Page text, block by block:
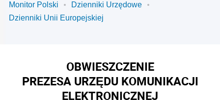
Monitor Polski
Dzienniki Urzędowe
Dzienniki Unii Europejskiej
OBWIESZCZENIE
PREZESA URZĘDU KOMUNIKACJI
ELEKTRONICZNEJ